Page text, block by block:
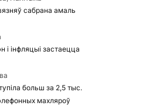
сабрана амаль
інфляцыі застаецца
больш за 2,5 тыс.
махляроў